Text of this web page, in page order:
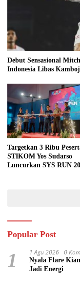
Debut Sensasional
Indonesia Libas
Targetkan 3 Ribu
STIKOM Yos Sudarso
Luncurkan SYS RUN
Popular Post
1 1 Agu 2026 0
Nyala Flare
Jadi Energi